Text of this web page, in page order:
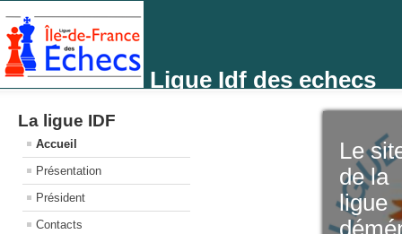
Ligue Idf des echecs
La ligue IDF
Accueil
Présentation
Président
Contacts
Le
de la
ligue